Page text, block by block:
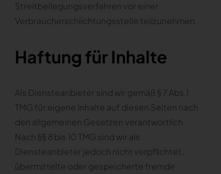
Streitbeilegungsverfahren vor einer
Verbraucherschlichtungsstelle teilzunehmen.
Haftung für Inhalte
Als Diensteanbieter sind wir gemäß § 7 Abs.1
TMG für eigene Inhalte auf diesen Seiten nach
den allgemeinen Gesetzen verantwortlich.
Nach §§ 8 bis 10 TMG sind wir als
Diensteanbieter jedoch nicht verpflichtet,
übermittelte oder gespeicherte fremde